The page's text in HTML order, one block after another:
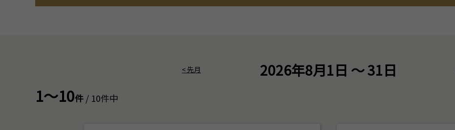
<先月 2026年8月1日 ～ 31日
1～10件/ 10件中